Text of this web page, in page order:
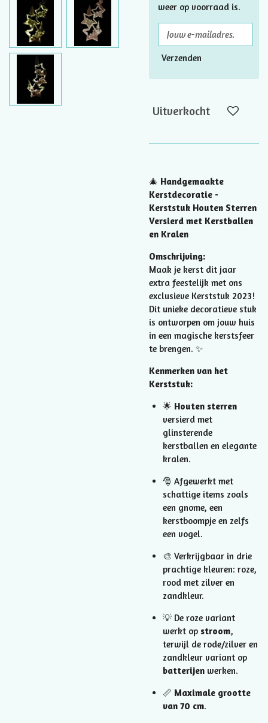
weer op voorraad is.
Verzenden
Uitverkocht
🎄 Handgemaakte
Kerstdecoratie -
Kerststuk Houten Sterren
Versierd met Kerstballen
en Kralen
Omschrijving:
Maak je kerst dit jaar
extra feestelijk met ons
exclusieve Kerststuk 2023!
Dit unieke decoratieve stuk
is ontworpen om jouw huis
in een magische kerstsfeer
te brengen. ✨
Kenmerken van het
Kerststuk:
🌟 Houten sterren
versierd met
glinsterende
kerstballen en elegante
kralen.
🎅 Afgewerkt met
schattige items zoals
een gnome, een
kerstboompje en zelfs
een vogel.
🎨 Verkrijgbaar in drie
prachtige kleuren: roze,
rood met zilver en
zandkleur.
💡 De roze variant
werkt op stroom,
terwijl de rode/zilver en
zandkleur variant op
batterijenwerken.
📏 Maximale grootte
van 70 cm.